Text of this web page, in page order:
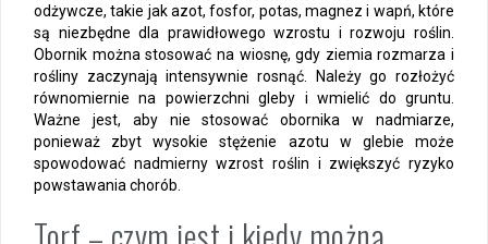
odżywcze, takie jak azot, fosfor, potas, magnez i wapń, które
są niezbędne dla prawidłowego wzrostu i rozwoju roślin.
Obornik można stosować na wiosnę, gdy ziemia rozmarza i
rośliny zaczynają intensywnie rosnąć. Należy go rozłożyć
równomiernie na powierzchni gleby i wmielić do gruntu.
Ważne jest, aby nie stosować obornika w nadmiarze,
ponieważ zbyt wysokie stężenie azotu w glebie może
spowodować nadmierny wzrost roślin i zwiększyć ryzyko
powstawania chorób.